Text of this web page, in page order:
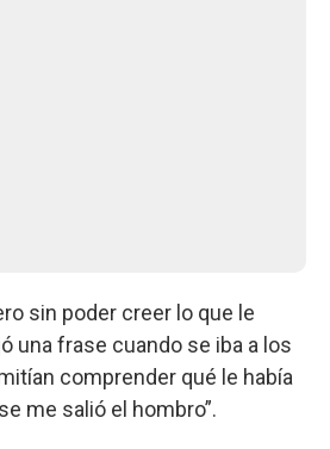
sin poder creer lo que le
una frase cuando se iba a los
comprender qué le había
me salió el hombro”.